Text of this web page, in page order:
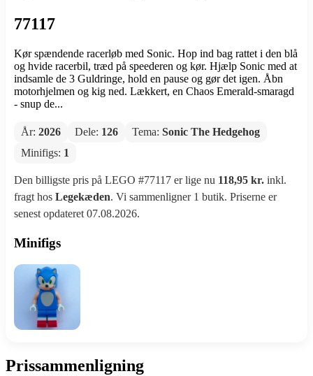
77117
Kør spændende racerløb med Sonic. Hop ind bag rattet i den blå
og hvide racerbil, træd på speederen og kør. Hjælp Sonic med at
indsamle de 3 Guldringe, hold en pause og gør det igen. Åbn
motorhjelmen og kig ned. Lækkert, en Chaos Emerald-smaragd
- snup de...
År: 2026 Dele: 126 Tema: Sonic The Hedgehog
Minifigs: 1
Den billigste pris på LEGO #77117 er lige nu 118,95 kr. inkl.
fragt hos Legekæden. Vi sammenligner 1 butik. Priserne er
senest opdateret 07.08.2026.
Minifigs
Prissammenligning